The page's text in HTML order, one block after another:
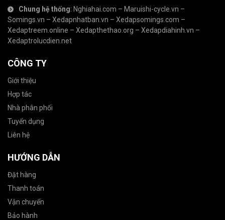
Chung hệ thống: Nghiahai.com – Maruishi-cycle.vn –
Somings.vn – Xedapnhatban.vn – Xedapsomings.com –
Xedaptreem.online – Xedapthethao.org – Xedapdiahinh.vn –
Xedaptrolucdien.net
CÔNG TY
Giới thiệu
Hợp tác
Nhà phân phối
Tuyển dụng
Liên hệ
HƯỚNG DẪN
Đặt hàng
Thanh toán
Vận chuyển
Bảo hành